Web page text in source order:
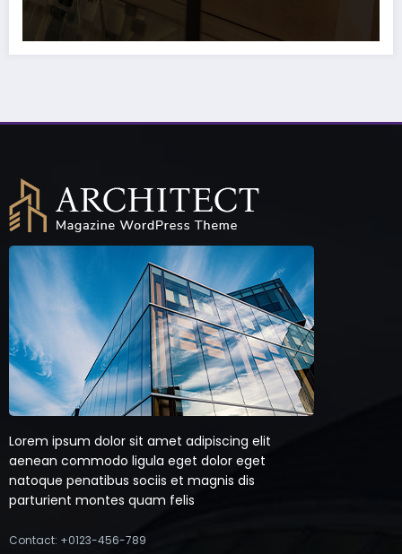
Lorem ipsum dolor sit amet adipiscing elit
aenean commodo ligula eget dolor eget
natoque penatibus sociis et magnis dis
parturient montes quam felis
Contact: +0123-456-789